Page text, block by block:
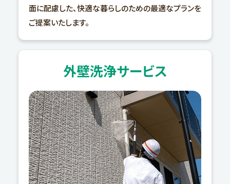
面に配慮した、快適な暮らしのための最適なプランを
ご提案いたします。
外壁洗浄サービス